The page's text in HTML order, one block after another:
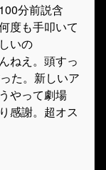
分前説含
度も手叩いて
いの
ねえ。頭すっ
た。新しいア
やって劇場
感謝。超オス